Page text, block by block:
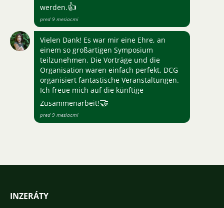
werden.👍
pred 9 mesiacmi
Vielen Dank! Es war mir eine Ehre, an
einem so großartigen Symposium
teilzunehmen. Die Vorträge und die
Organisation waren einfach perfekt. DCG
organisiert fantastische Veranstaltungen.
Ich freue mich auf die künftige
Zusammenarbeit!🤝
pred 9 mesiacmi
INZERÁTY